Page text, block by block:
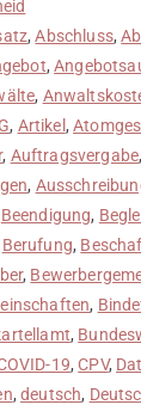
,Abschluss,
,
,
, Artikel ,
, Auftragsvergabe
,
Beendigung,
Berufung,
,
,
,
19,CPV,
,deutsch,